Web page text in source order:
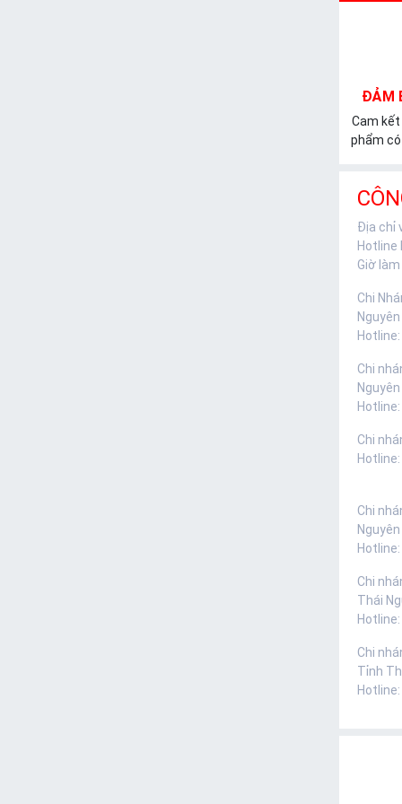
ĐẢM
Cam
phẩm
Địa chỉ
Hotline
Giờ
Chi
Nguyên
Hotline:
Chi
Nguyên
Hotline:
Chi
Hotline:
Chi
Nguyên
Hotline:
Chi
Thái
Hotline:
Chi
Tỉnh
Hotline: